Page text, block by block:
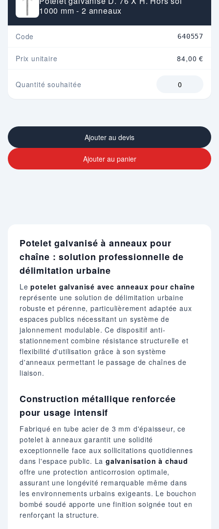
1000 mm - 2 anneaux
Code 640557
Prix unitaire 84,00 €
Quantité souhaitée
Ajouter au devis
Ajouter au panier
Potelet galvanisé à anneaux pour
chaîne : solution professionnelle de
délimitation urbaine
Lepotelet galvanisé avec anneaux pour chaîne
représente une solution de délimitation urbaine
robuste et pérenne, particulièrement adaptée aux
espaces publics nécessitant un système de
jalonnement modulable. Ce dispositif anti-
stationnement combine résistance structurelle et
flexibilité d'utilisation grâce à son système
d'anneaux permettant le passage de chaînes de
liaison.
Construction métallique renforcée
pour usage intensif
Fabriqué en tube acier de 3 mm d'épaisseur, ce
potelet à anneaux garantit une solidité
exceptionnelle face aux sollicitations quotidiennes
dans l'espace public. Lagalvanisation à chaud
offre une protection anticorrosion optimale,
assurant une longévité remarquable même dans
les environnements urbains exigeants. Le bouchon
bombé soudé apporte une finition soignée tout en
renforçant la structure.